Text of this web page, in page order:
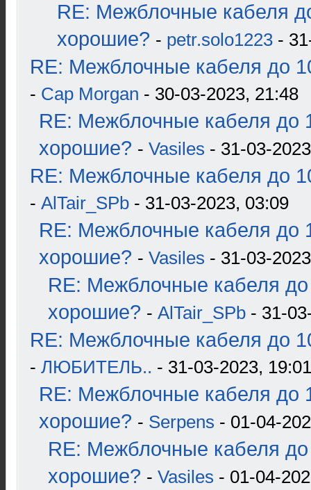
RE: Межблочные кабеля
хорошие? - petr.solo1223 -
RE: Межблочные кабеля до
- Cap Morgan - 30-03-2023, 21:48
RE: Межблочные кабеля до
хорошие? - Vasiles - 31-03-
RE: Межблочные кабеля до
- AlTair_SPb - 31-03-2023, 03:09
RE: Межблочные кабеля до
хорошие? - Vasiles - 31-03-
RE: Межблочные кабеля до
хорошие? - AlTair_SPb - 31-
RE: Межблочные кабеля до
- ЛЮБИТЕЛЬ.. - 31-03-2023, 19:01
RE: Межблочные кабеля до
хорошие? - Serpens - 01-04-
RE: Межблочные кабеля до
хорошие? - Vasiles - 01-04-